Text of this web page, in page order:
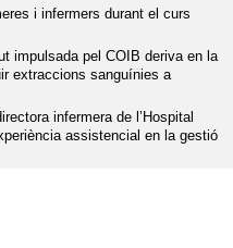
i infermers durant el curs
impulsada pel COIB deriva en la
extraccions sanguínies a
infermera de l’Hospital
assistencial en la gestió